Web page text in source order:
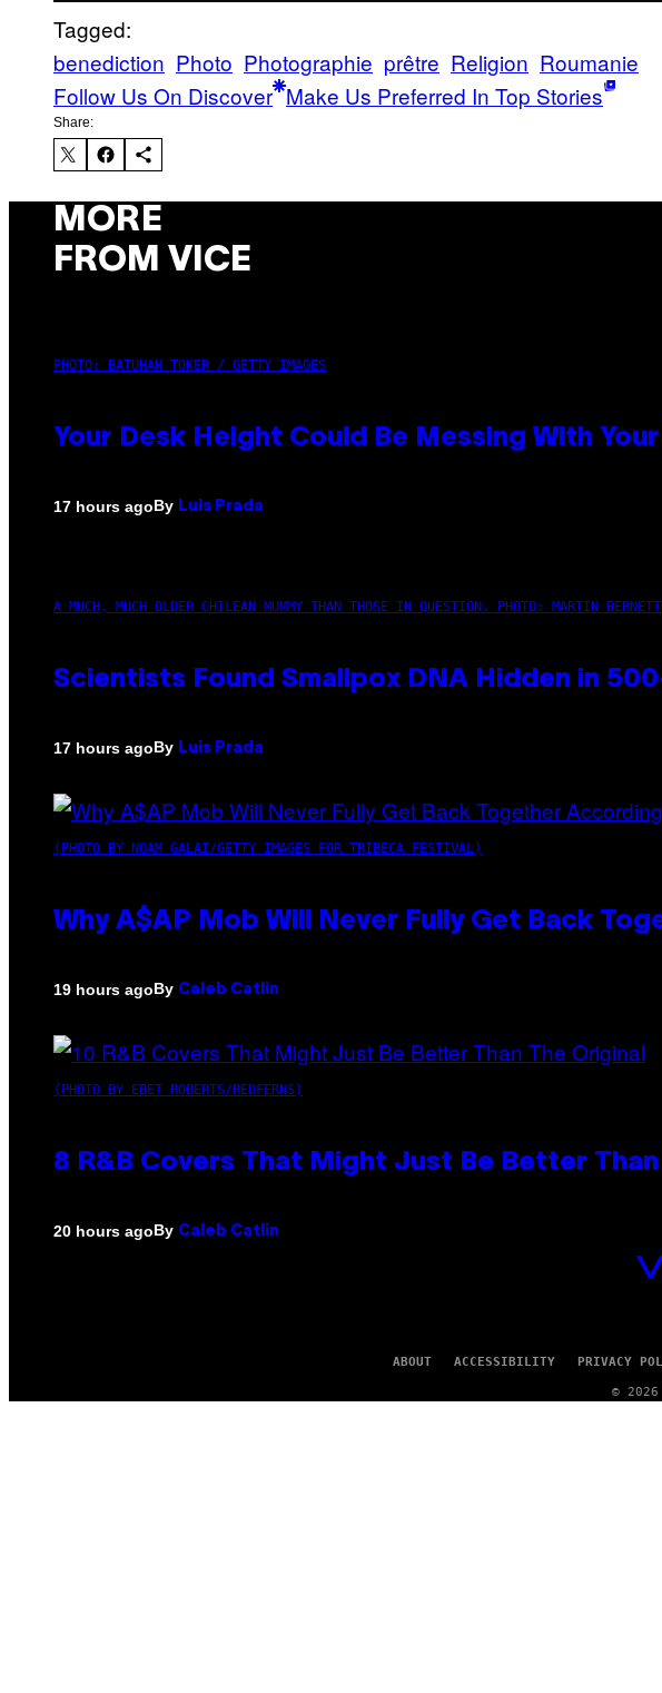
Tagged:
benediction Photo Photographie prêtre Religion Roumanie
Follow Us On Discover Make Us Preferred In Top Stories
Share:
MORE
FROM VICE
PHOTO: BATUHAN TOKER / GETTY IMAGES
Your Desk Height Could Be Messing With
17 hours agoBy Luis Prada
A MUCH, MUCH OLDER CHILEAN MUMMY THAN THOSE IN QUESTION. PHOTO: MARTIN
Scientists Found Smallpox DNA Hidden in
17 hours agoBy Luis Prada
(PHOTO BY NOAM GALAI/GETTY IMAGES FOR TRIBECA FESTIVAL)
Why A$AP Mob Will Never Fully Get Back
19 hours agoBy Caleb Catlin
(PHOTO BY EBET ROBERTS/REDFERNS)
8 R&B Covers That Might Just Be Better
20 hours agoBy Caleb Catlin
VICE
ABOUT ACCESSIBILITY PRIVACY
© 2026